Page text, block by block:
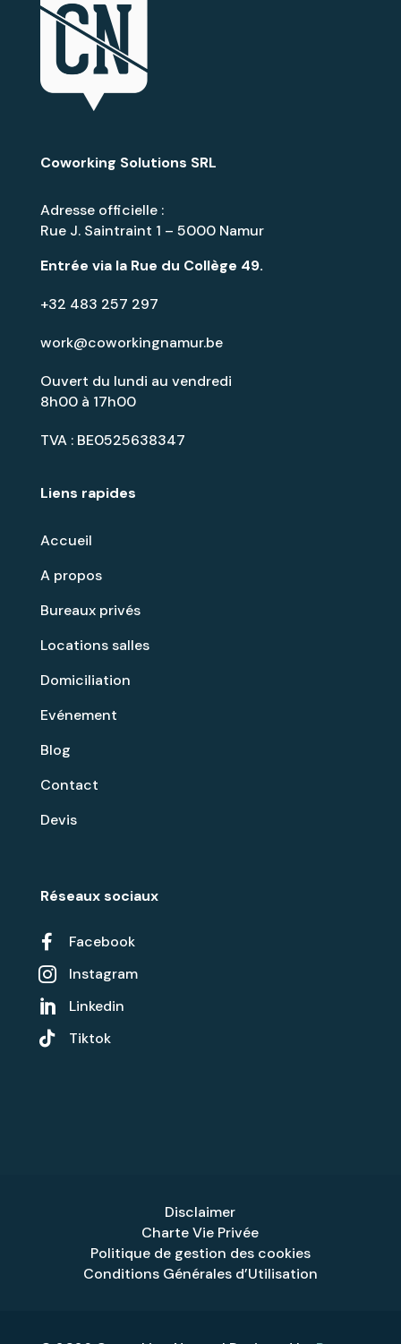
Réseaux sociaux
 Facebook
 Instagram

Linkedin

Tiktok
Liens rapides
Accueil
A propos
Bureaux privés
Locations salles
Domiciliation
Evénement
Blog
Contact
Devis
Coworking Solutions SRL
Adresse officielle :
Rue J. Saintraint 1 – 5000 Namur
Entrée via la Rue du Collège 49.
+32 483 257 297
work@coworkingnamur.be
Ouvert du lundi au vendredi
8h00 à 17h00
TVA : BE0525638347
Disclaimer
Charte Vie Privée
Politique de gestion des cookies
Conditions Générales d’Utilisation